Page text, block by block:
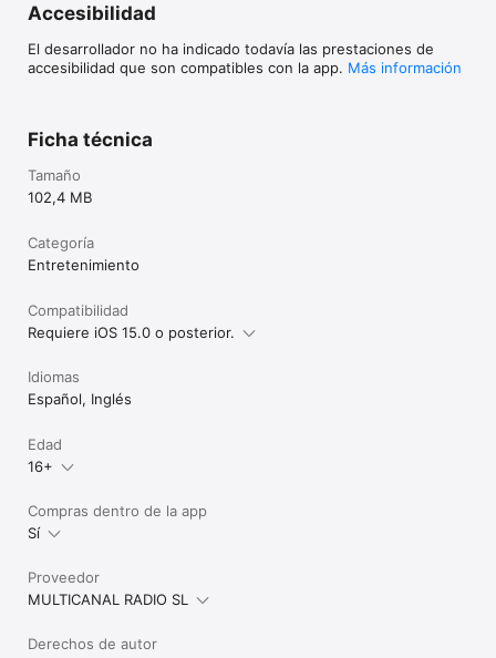
Accesibilidad
El desarrollador no ha indicado todavía las prestaciones de
accesibilidad que son compatibles con la app. Más información
Ficha técnica
Tamaño
102,4 MB
Categoría
Entretenimiento
Compatibilidad
Requiere iOS 15.0 o posterior.
Idiomas
Español, Inglés
Edad
16+
Compras dentro de la app
Sí
Proveedor
MULTICANAL RADIO SL
Derechos de autor